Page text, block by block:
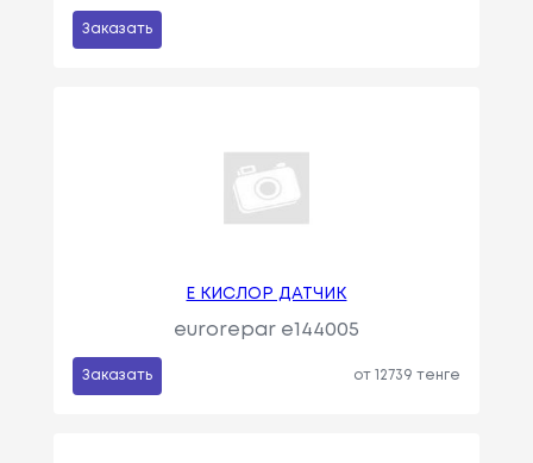
Заказать
E КИСЛОР ДАТЧИК
eurorepar e144005
Заказать от 12739 тенге